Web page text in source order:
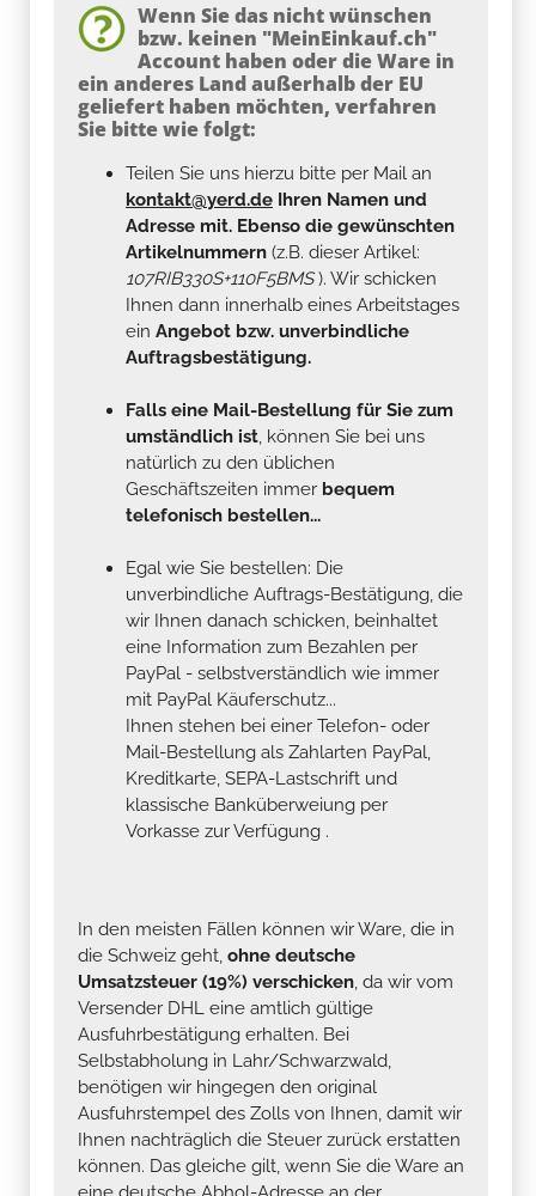
Wenn Sie das nicht wünschen
bzw. keinen "MeinEinkauf.ch"
Account haben oder die Ware in
ein anderes Land außerhalb der EU
geliefert haben möchten, verfahren
Sie bitte wie folgt:
Teilen Sie uns hierzu bitte per Mail an
kontakt@yerd.de Ihren Namen und
Adresse mit. Ebenso die gewünschten
Artikelnummern (z.B. dieser Artikel:
107RIB330S+110F5BMS). Wir schicken
Ihnen dann innerhalb eines Arbeitstages
ein Angebot bzw. unverbindliche
Auftragsbestätigung.
Falls eine Mail-Bestellung für Sie zum
umständlich ist, können Sie bei uns
natürlich zu den üblichen
Geschäftszeiten immer bequem
telefonisch bestellen...
Egal wie Sie bestellen: Die
unverbindliche Auftrags-Bestätigung, die
wir Ihnen danach schicken, beinhaltet
eine Information zum Bezahlen per
PayPal - selbstverständlich wie immer
mit PayPal Käuferschutz...
Ihnen stehen bei einer Telefon- oder
Mail-Bestellung als Zahlarten PayPal,
Kreditkarte, SEPA-Lastschrift und
klassische Banküberweiung per
Vorkasse zur Verfügung .
In den meisten Fällen können wir Ware, die in
die Schweiz geht, ohne deutsche
Umsatzsteuer (19%) verschicken, da wir vom
Versender DHL eine amtlich gültige
Ausfuhrbestätigung erhalten. Bei
Selbstabholung in Lahr/Schwarzwald,
benötigen wir hingegen den original
Ausfuhrstempel des Zolls von Ihnen, damit wir
Ihnen nachträglich die Steuer zurück erstatten
können. Das gleiche gilt, wenn Sie die Ware an